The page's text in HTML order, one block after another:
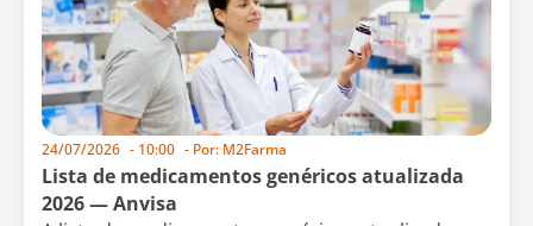
24/07/2026 - 10:00 - Por: M2Farma
Lista de medicamentos genéricos atualizada
2026 — Anvisa